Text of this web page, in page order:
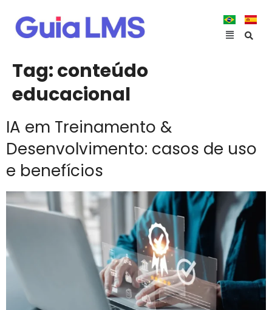
Tag:conteúdo
educacional
IA em Treinamento &
Desenvolvimento: casos de uso
e benefícios